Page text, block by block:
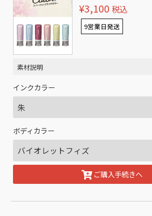
¥3,100 税込
9営業日発送
素材説明
インクカラー
ボディカラー
ご購入手続きへ